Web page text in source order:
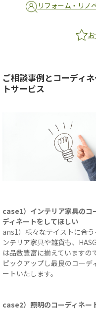
リフォーム・リノ
ご相談事例とコーディネ
トサービス
case1）インテリア家具のコ
ディネートをしてほしい
ans1）様々なテイストに合う
ンテリア家具や雑貨も、
は品数豊富に揃えていますの
ピックアップし最良のコーデ
ートいたします。
case2）照明のコーディネー